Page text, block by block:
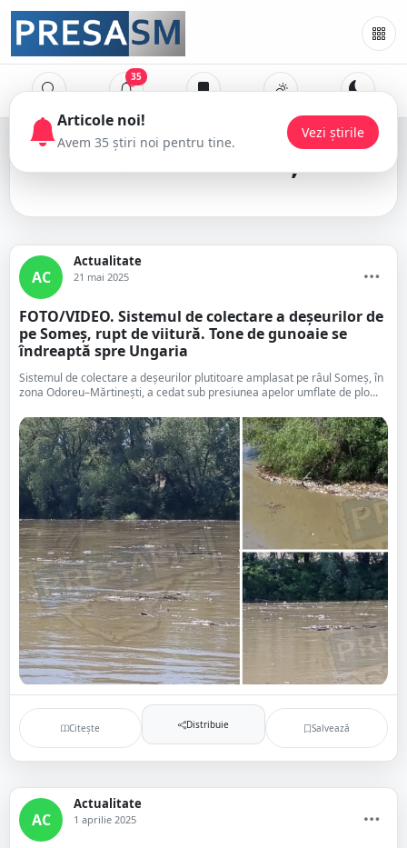
35
râul Someș
AC
Actualitate
21 mai 2025
FOTO/VIDEO. Sistemul de colectare a deșeurilor de
pe Someș, rupt de viitură. Tone de gunoaie se
îndreaptă spre Ungaria
Sistemul de colectare a deșeurilor plutitoare amplasat pe râul Someș, în
zona Odoreu–Mărtinești, a cedat sub presiunea apelor umflate de plo...
Citește Distribuie Salvează
AC
Actualitate
1 aprilie 2025